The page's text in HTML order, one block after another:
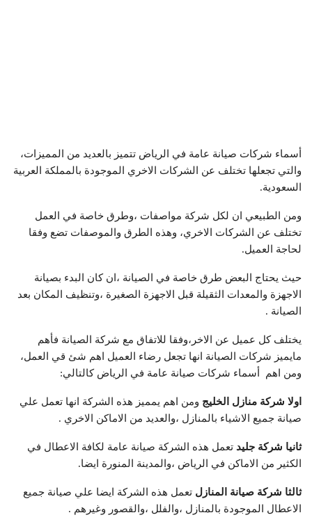
أسماء شركات صيانة عامة في الرياض تتميز بالعديد من المميزات،
والتي تجعلها تختلف عن الشركات الاخري الموجودة بالمملكة العربية
السعودية.
ومن الطبيعي ان لكل شركة مواصفات ،وطرق خاصة في العمل
تختلف عن الشركات الاخري، وهذه الطرق والموصفات تضع وفقا
لحاجة العميل.
حيث يحتاج البعض طرق خاصة في الصيانة ،ان كان البدء بصيانة
الاجهزة والمعدات الثقيلة قبل الاجهزة الصغيرة ،وتنظيف المكان بعد
الصيانة .
يختلف كل عميل عن الاخر،وفقا للاتفاق مع شركة الصيانة فأهم
مايميز شركات الصيانة انها تجعل رضاء العميل اهم شئ قي العمل،
ومن اهم أسماء شركات صيانة عامة في الرياض كالتالي:
اولا شركة منازل الخليج ومن اهم يمميز هذه الشركة انها تعمل علي
صيانة جميع الاشياء بالمنازل ،والعديد من الاماكن الاخري .
ثانيا شركة جليد تعمل هذه الشركة صيانة عامة لكافة الاعطال في
الكثير من الاماكن في الرياض ،والمدينة المنورة ايضا.
ثالثا شركة صيانة المنازل تعمل هذه الشركة ايضا علي صيانة جميع
الاعطال الموجودة بالمنازل ،والفلل ،والقصور وغيرهم .